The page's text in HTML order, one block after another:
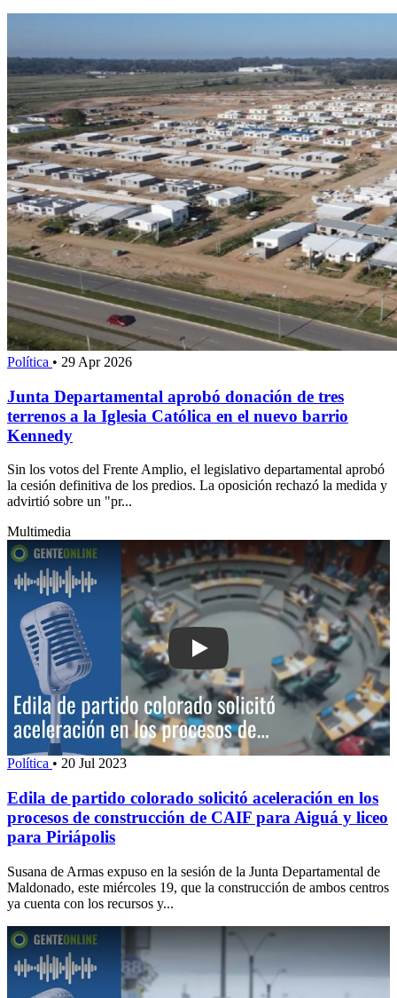
Política • 29 Apr 2026
Junta Departamental aprobó donación de tres
terrenos a la Iglesia Católica en el nuevo barrio
Kennedy
Sin los votos del Frente Amplio, el legislativo departamental aprobó
la cesión definitiva de los predios. La oposición rechazó la medida y
advirtió sobre un "pr...
Multimedia
Play: Edila de partido colorado
Política • 20 Jul 2023
Edila de partido colorado solicitó aceleración en los
procesos de construcción de CAIF para Aiguá y liceo
para Piriápolis
Susana de Armas expuso en la sesión de la Junta Departamental de
Maldonado, este miércoles 19, que la construcción de ambos centros
ya cuenta con los recursos y...